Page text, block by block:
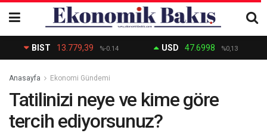
BIST 13.779,39 %-0.14 USD 47.6998 %0,13
Anasayfa Ekonomi Gündemi
Tatilinizi neye ve kime göre
tercih ediyorsunuz?